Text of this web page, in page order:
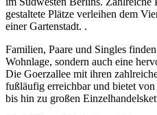
gestaltete Plätze verleihen dem
einer Gartenstadt. .
Familien, Paare und Singles
Wohnlage, sondern auch eine
Die Goerzallee mit ihren
fußläufig erreichbar und bietet
bis hin zu großen